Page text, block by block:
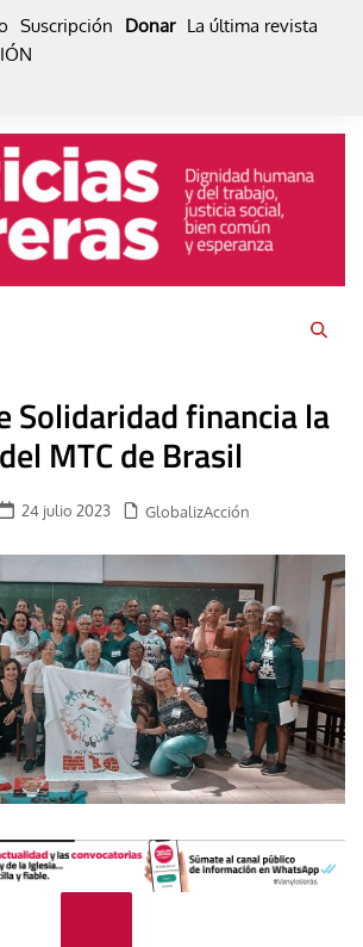
Suscripción Donar La última revista
Solidaridad financia la
MTC de Brasil
24 julio 2023 GlobalizAcción